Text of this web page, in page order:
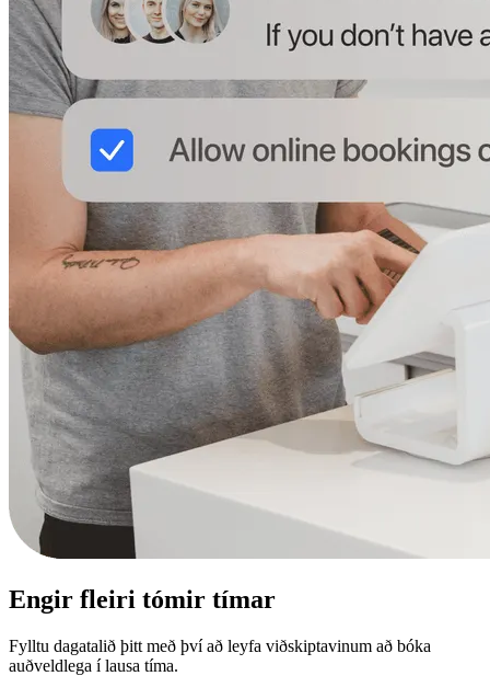
Engir fleiri tómir tímar
Fylltu dagatalið þitt með því að leyfa viðskiptavinum að bóka
auðveldlega í lausa tíma.